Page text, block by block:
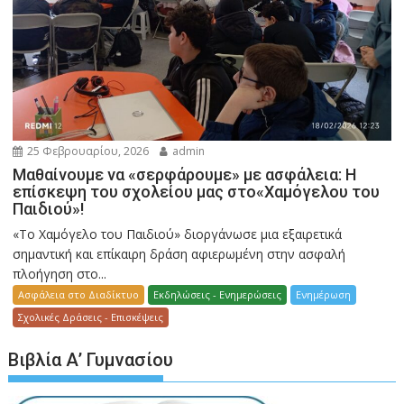
25 Φεβρουαρίου, 2026 admin
Μαθαίνουμε να «σερφάρουμε» με ασφάλεια: Η
επίσκεψη του σχολείου μας στο«Χαμόγελου του
Παιδιού»!
«Το Χαμόγελο του Παιδιού» διοργάνωσε μια εξαιρετικά
σημαντική και επίκαιρη δράση αφιερωμένη στην ασφαλή
πλοήγηση στο...
Ασφάλεια στο Διαδίκτυο Εκδηλώσεις - Ενημερώσεις
Ενημέρωση
Σχολικές Δράσεις - Επισκέψεις
Βιβλία Α’ Γυμνασίου